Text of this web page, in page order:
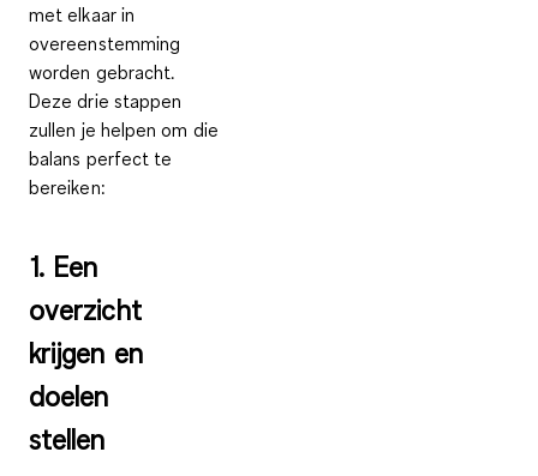
met elkaar in
overeenstemming
worden gebracht.
Deze drie stappen
zullen je helpen om die
balans perfect te
bereiken:
1. Een
overzicht
krijgen en
doelen
stellen